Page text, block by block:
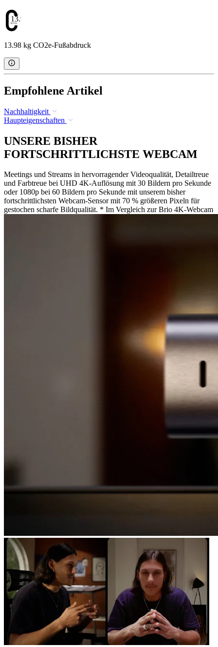
13.98
13.98 kg CO2e-Fußabdruck
Empfohlene Artikel
Nachhaltigkeit
Haupteigenschaften
UNSERE BISHER
FORTSCHRITTLICHSTE WEBCAM
Meetings und Streams in hervorragender Videoqualität, Detailtreue
und Farbtreue bei UHD 4K-Auflösung mit 30 Bildern pro Sekunde
oder 1080p bei 60 Bildern pro Sekunde mit unserem bisher
fortschrittlichsten Webcam-Sensor mit 70 % größeren Pixeln für
gestochen scharfe Bildqualität. * Im Vergleich zur Brio 4K-Webcam